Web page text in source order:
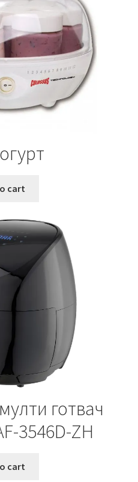
cart
готвач
3546D-ZH
cart